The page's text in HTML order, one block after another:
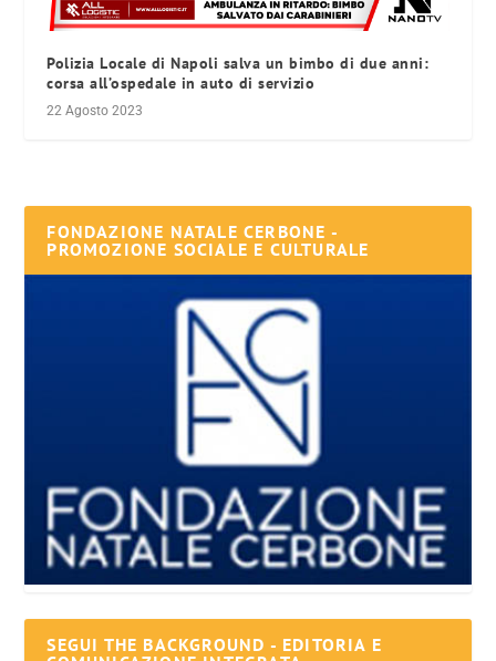
Polizia Locale di Napoli salva un bimbo di due anni:
corsa all’ospedale in auto di servizio
22 Agosto 2023
FONDAZIONE NATALE CERBONE -
PROMOZIONE SOCIALE E CULTURALE
SEGUI THE BACKGROUND - EDITORIA E